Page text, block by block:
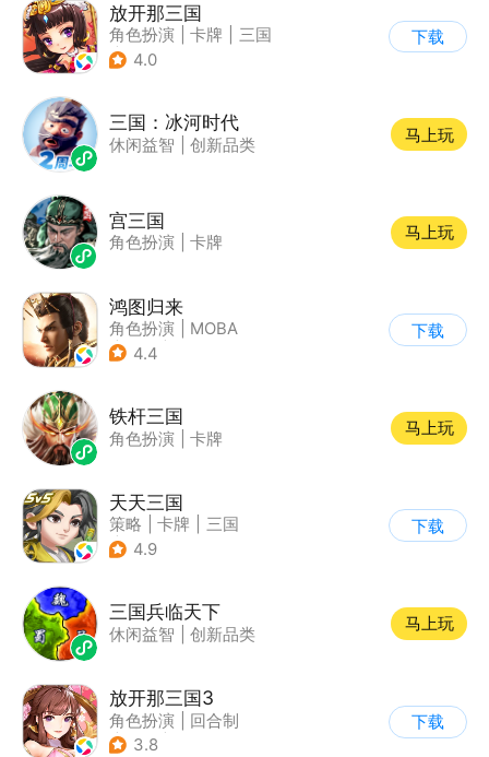
放开那三国
角色扮演 卡牌
三国
| Q版
4.0
下载
三国：冰河时代
休闲益智 创新品类
马上玩
宫三国
角色扮演 卡牌
马上玩
鸿图归来
角色扮演
MOBA
| 战争
4.4
下载
铁杆三国
角色扮演 卡牌
马上玩
天天三国
策略 卡牌
三国
| Q版
4.9
下载
三国兵临天下
休闲益智 创新品类
马上玩
放开那三国3
角色扮演
回合制
| 三国
3.8
下载